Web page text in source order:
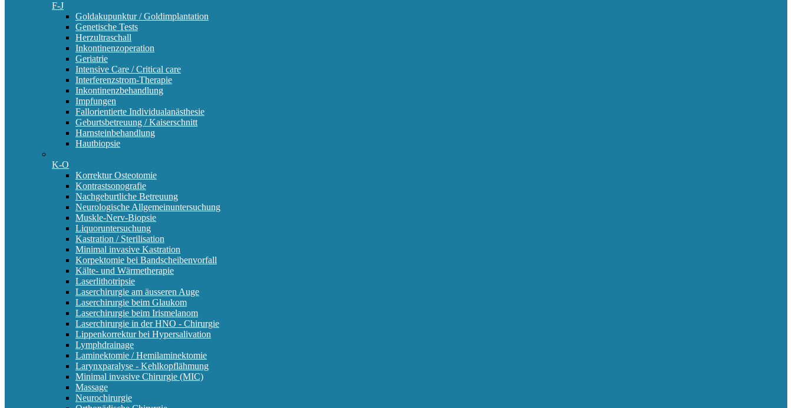
F-J
Goldakupunktur / Goldimplantation
Genetische Tests
Herzultraschall
Inkontinenzoperation
Geriatrie
Intensive Care / Critical care
Interferenzstrom-Therapie
Inkontinenzbehandlung
Impfungen
Fallorientierte Individualanästhesie
Geburtsbetreuung / Kaiserschnitt
Harnsteinbehandlung
Hautbiopsie
K-O
Korrektur Osteotomie
Kontrastsonografie
Nachgeburtliche Betreuung
Neurologische Allgemeinuntersuchung
Muskle-Nerv-Biopsie
Liquoruntersuchung
Kastration / Sterilisation
Minimal invasive Kastration
Korpektomie bei Bandscheibenvorfall
Kälte- und Wärmetherapie
Laserlithotripsie
Laserchirurgie am äusseren Auge
Laserchirurgie beim Glaukom
Laserchirurgie beim Irismelanom
Laserchirurgie in der HNO - Chirurgie
Lippenkorrektur bei Hypersalivation
Lymphdrainage
Laminektomie / Hemilaminektomie
Larynxparalyse - Kehlkopflähmung
Minimal invasive Chirurgie (MIC)
Massage
Neurochirurgie